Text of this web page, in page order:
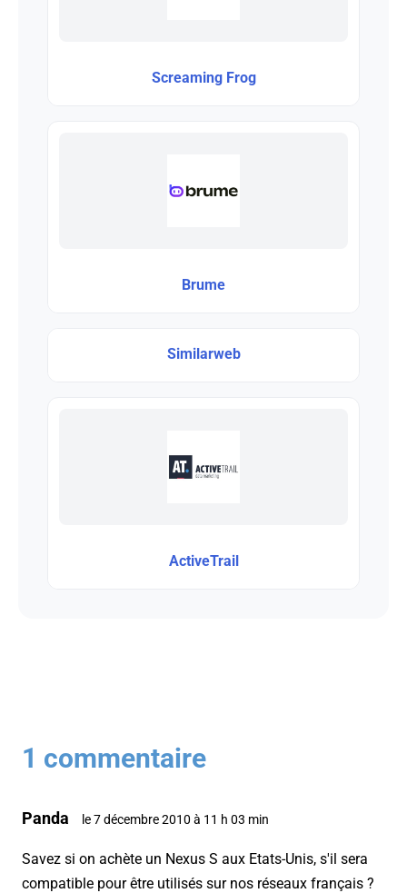
Screaming Frog
Brume
Similarweb
ActiveTrail
1 commentaire
Panda le 7 décembre 2010 à 11 h 03 min
Savez si on achète un Nexus S aux Etats-Unis, s'il sera
compatible pour être utilisés sur nos réseaux français ?